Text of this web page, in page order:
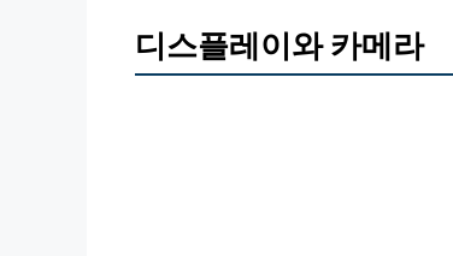
디스플레이와 카메라